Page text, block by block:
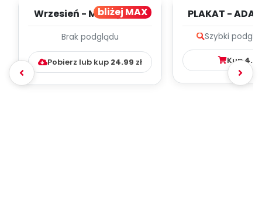
bliżej MAX
Wrzesień - MIESIĘCZNY
WYCHOWAWCZO –
DYDAKTYC...
Brak podglądu
Pobierz lub kup 24.99 zł
PLAKAT -
Szybki
Kup